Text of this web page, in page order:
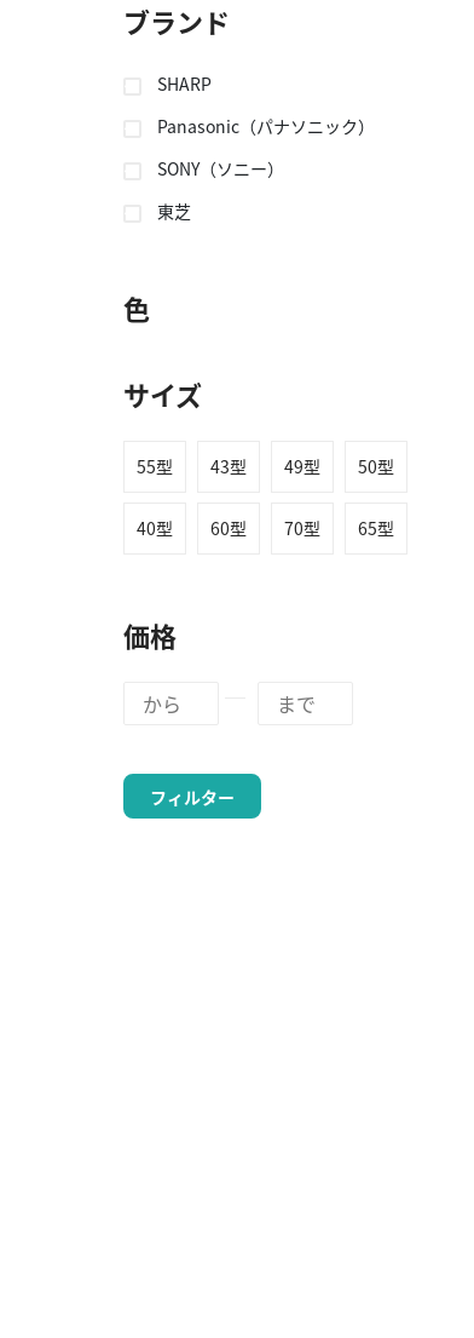
ブランド
SHARP
Panasonic（パナソニック）
SONY（ソニー）
東芝
色
サイズ
55型 43型 49型 50型
40型 60型 70型 65型
価格
フィルター